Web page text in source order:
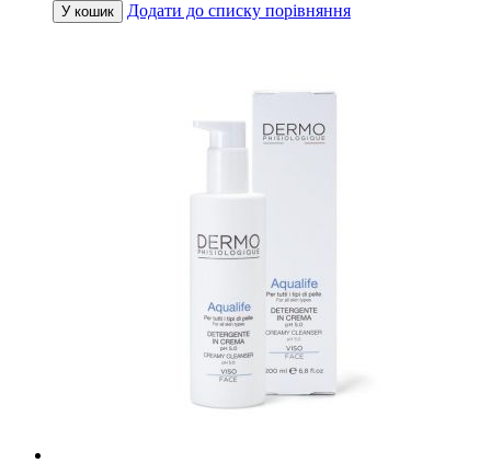
У кошик Додати до списку порівняння